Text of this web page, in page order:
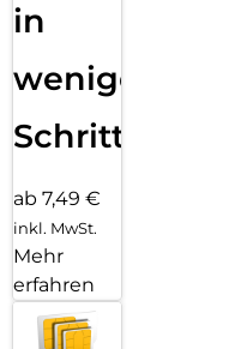
in
wenigen
Schritten
ab 7,49 €
inkl. MwSt.
Mehr
erfahren